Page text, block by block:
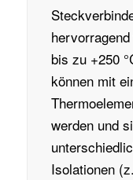
bis zu +250
können mit
werden und
Isolationen